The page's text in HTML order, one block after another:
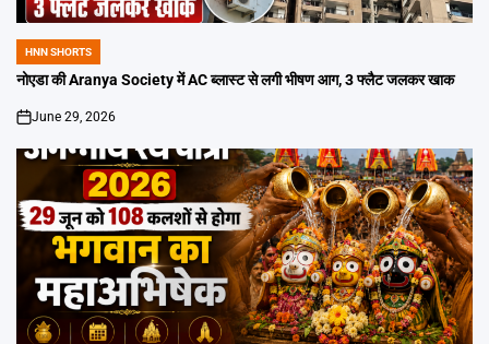
POSTED
IN
HNN SHORTS
नोएडा की Aranya Society में AC ब्लास्ट से लगी भीषण आग, 3 फ्लैट जलकर खाक
on
June 29, 2026